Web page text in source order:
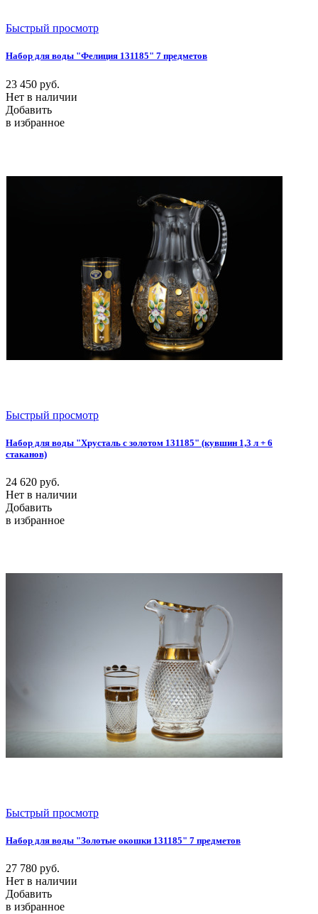
Быстрый просмотр
Набор для воды "Фелиция 131185" 7 предметов
23 450 руб.
Нет в наличии
Добавить
в избранное
Быстрый просмотр
Набор для воды "Хрусталь с золотом 131185" (кувшин 1,3 л + 6
стаканов)
24 620 руб.
Нет в наличии
Добавить
в избранное
Быстрый просмотр
Набор для воды "Золотые окошки 131185" 7 предметов
27 780 руб.
Нет в наличии
Добавить
в избранное